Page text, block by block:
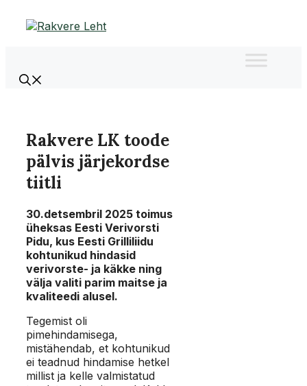
Rakvere LK toode
pälvis järjekordse
tiitli
30.detsembril 2025 toimus
üheksas Eesti Verivorsti
Pidu, kus Eesti Grilliliidu
kohtunikud hindasid
verivorste- ja käkke ning
välja valiti parim maitse ja
kvaliteedi alusel.
Tegemist oli
pimehindamisega,
mistähendab, et kohtunikud
ei teadnud hindamise hetkel
millist ja kelle valmistatud